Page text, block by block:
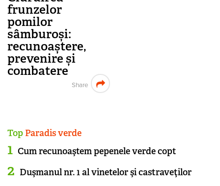
frunzelor
pomilor
sâmburoși:
recunoaștere,
prevenire și
combatere
Share
Top Paradis verde
Cum recunoaştem pepenele verde copt
Duşmanul nr. 1 al vinetelor şi castraveţilor